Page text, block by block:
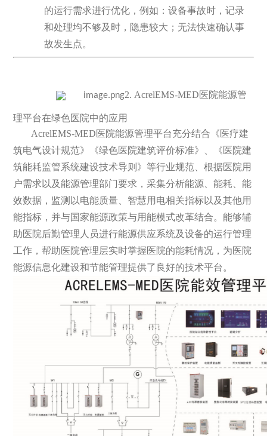
的运行需求进行优化，例如：设备事故时，记录
和处理均不够及时，隐患较大；无法快速确认事
故发生点。
2. AcrelEMS-MED医院能源管
理平台在绿色医院中的应用
AcrelEMS-MED医院能源管理平台充分结合《医疗建
筑电气设计规范》《绿色医院建筑评价标准》、《医院建
筑能耗监管系统建设技术导则》等行业规范、根据医院用
户需求以及能源管理部门要求，采集分析能源、能耗、能
效数据，监测以电能质量、智慧用电相关指标以及其他用
能指标，并与国家能源政策与用能模式改革结合。能够辅
助医院后勤管理人员进行能源供应系统及设备的运行管理
工作，帮助医院管理层实时掌握医院的能耗情况，为医院
能源信息化建设和节能管理提供了良好的技术平台。